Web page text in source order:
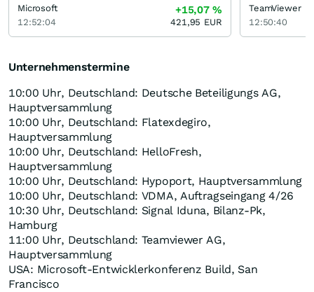
Unternehmenstermine
10:00 Uhr, Deutschland: Deutsche Beteiligungs AG,
Hauptversammlung
10:00 Uhr, Deutschland: Flatexdegiro,
Hauptversammlung
10:00 Uhr, Deutschland: HelloFresh,
Hauptversammlung
10:00 Uhr, Deutschland: Hypoport, Hauptversammlung
10:00 Uhr, Deutschland: VDMA, Auftragseingang 4/26
10:30 Uhr, Deutschland: Signal Iduna, Bilanz-Pk,
Hamburg
11:00 Uhr, Deutschland: Teamviewer AG,
Hauptversammlung
USA: Microsoft-Entwicklerkonferenz Build, San
Francisco
Microsoft
12:52:04
+15,07%
421,95 EUR
TeamViewer
12:50:40